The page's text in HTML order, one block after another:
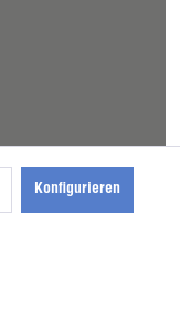
Konfigurieren